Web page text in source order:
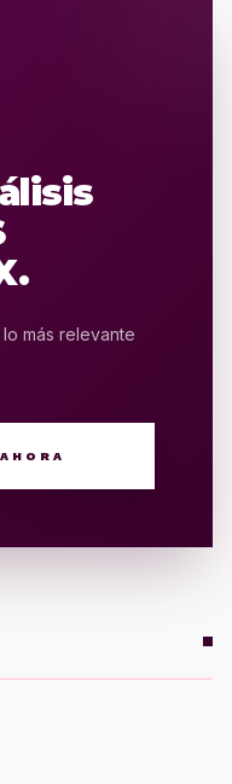
lo más relevante